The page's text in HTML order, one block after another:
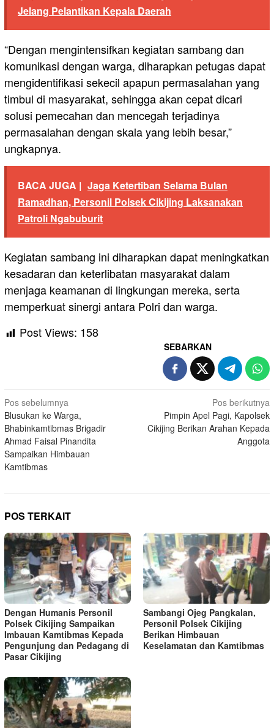
Jelang Pelantikan Kepala Daerah
“Dengan mengintensifkan kegiatan sambang dan
komunikasi dengan warga, diharapkan petugas dapat
mengidentifikasi sekecil apapun permasalahan yang
timbul di masyarakat, sehingga akan cepat dicari
solusi pemecahan dan mencegah terjadinya
permasalahan dengan skala yang lebih besar,”
ungkapnya.
BACA JUGA | Jaga Ketertiban Selama Bulan
Ramadhan, Personil Polsek Cikijing Laksanakan
Patroli Ngabuburit
Kegiatan sambang ini diharapkan dapat meningkatkan
kesadaran dan keterlibatan masyarakat dalam
menjaga keamanan di lingkungan mereka, serta
memperkuat sinergi antara Polri dan warga.
Post Views: 158
SEBARKAN
Navigasi
pos
Pos sebelumnya
Blusukan ke Warga,
Bhabinkamtibmas Brigadir
Ahmad Faisal Pinandita
Sampaikan Himbauan
Kamtibmas
Pos berikutnya
Pimpin Apel Pagi, Kapolsek
Cikijing Berikan Arahan Kepada
Anggota
POS TERKAIT
Dengan Humanis Personil
Polsek Cikijing Sampaikan
Imbauan Kamtibmas Kepada
Pengunjung dan Pedagang di
Pasar Cikijing
Sambangi Ojeg Pangkalan,
Personil Polsek Cikijing
Berikan Himbauan
Keselamatan dan Kamtibmas